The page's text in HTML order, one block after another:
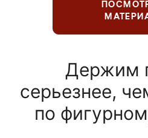
Держим
серьезнее,
по